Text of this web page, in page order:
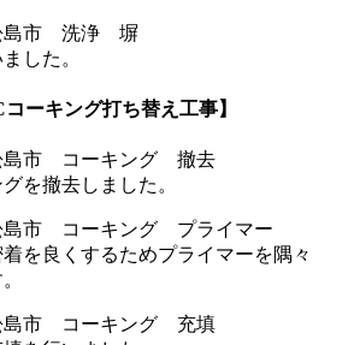
した。
コーキング打ち替え工事】
を撤去しました。
を良くするためプライマーを隅々